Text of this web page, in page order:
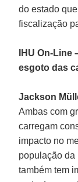
do estado
fiscalização
IHU On-
esgoto das
Jackson
Ambas com
carregam
impacto no
população da
também tem